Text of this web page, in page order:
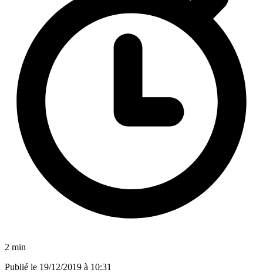
2 min
Publié le 19/12/2019 à 10:31